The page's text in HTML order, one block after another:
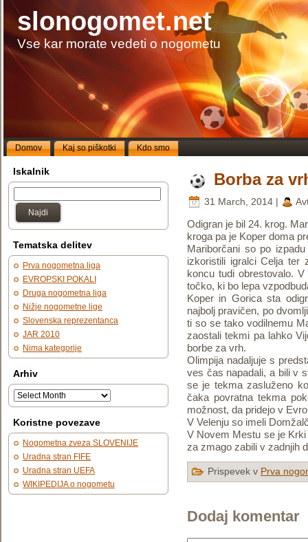
slonogomet.net
Vse kar morate vedeti o nogometu
Domov Kaj so piškotki Kdo smo
Iskalnik
Najdi
Tematska delitev
Prva nogometna liga
EVROPSKI POKALI
Druga nogometna liga
Nižje nogometne lige
Slovenska reprezentanca
JAR 2010
Nima kategorije
Arhiv
Koristne povezave
Nogometna zveza SLOVENIJE
Uradna stran FIFE
Uradna stran UEFA
WIKIPEDIJA o nogometu
Borba za
31 March, 2014 |
Odigran je bil 24. krog.
kroga pa je Koper doma
Mariborčani so po
izkoristili igralci Celja ter
koncu tudi obrestovalo.
točko, ki bo lepa
Koper in Gorica sta
najbolj pravičen, po
ti so se tako vodilnemu
zaostali tekmi pa lahko
borbe za vrh.
Olimpija nadaljuje s
ves čas napadali, a bili v
se je tekma zasluženo
čaka povratna tekma
možnost, da pridejo v
V Velenju so imeli
V Novem Mestu se je
za zmago zabili v zadnjih
Prispevek v Prva
Dodaj komentar